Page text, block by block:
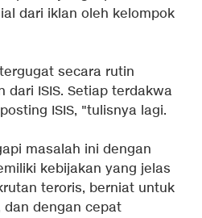
dari iklan oleh kelompok
secara rutin
dari ISIS. Setiap terdakwa
ISIS, "tulisnya lagi.
masalah ini dengan
kebijakan yang jelas
teroris, berniat untuk
dan dengan cepat